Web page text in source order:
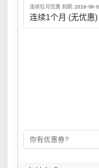
连续包月优惠 到期: 2026-09-